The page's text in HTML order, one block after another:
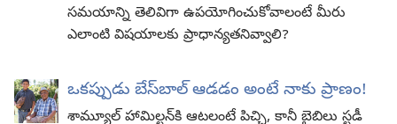
సమయాన్ని తెలివిగా ఉపయోగించుకోవాలంటే మీరు
ఎలాంటి విషయాలకు ప్రాధాన్యతనివ్వాలి?
ఒకప్పుడు బేస్‌బాల్‌ ఆడడం అంటే నాకు ప్రాణం!
శామ్యూల్‌ హామిల్టన్‌కి ఆటలంటే పిచ్చి, కానీ బైబిలు స్టడీ